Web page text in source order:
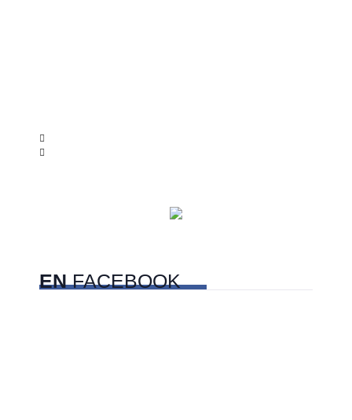
ENFACEBOOK